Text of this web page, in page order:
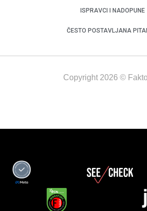
ISPRAVCI I NADOPUNE
ČESTO POSTAVLJANA
Copyright 2026 ©